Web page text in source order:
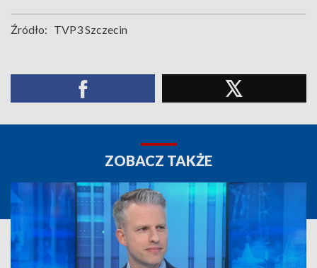
Źródło: TVP3 Szczecin
ZOBACZ TAKŻE